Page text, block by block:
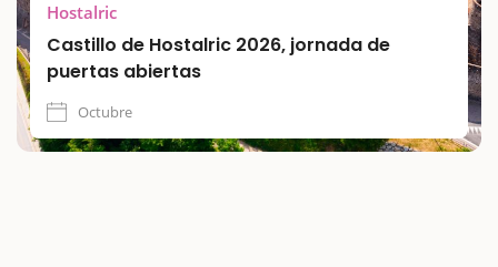
Hostalric
Castillo de Hostalric 2026, jornada de
puertas abiertas
Octubre